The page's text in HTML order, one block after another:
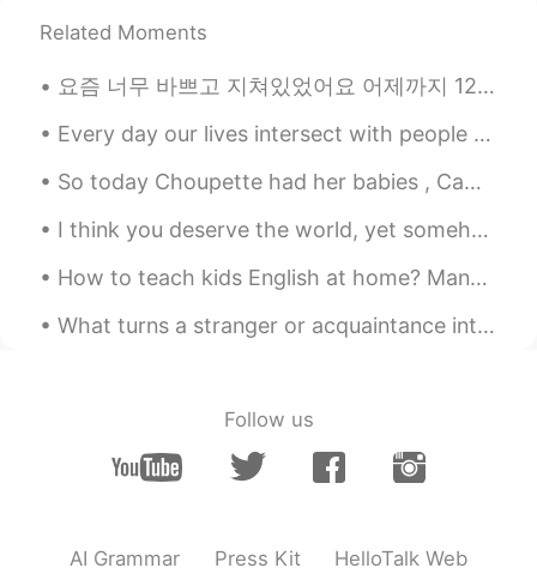
初めてのバーベキューでローストビー
初めてバーベキューでローストビーフ
を焼いたので、うれしかった
yuki 2020.09.29 21:57
JP EN
ビーフサンドは私はお店でしか食べられな
に、昨日のバーベキュー
で焼いたローストビーフでローストビ
ーフサンドを作った
焼いたローストビーフでローストビー
フサンドを作った
Related Moments
요즘 너무 바쁘고 지쳐있었어요 어제까지 12시간 근무 3일째라서 집에 들어오자마자 침대에 뻗어서 누웠어요 근데 어제 안 좋은 일 또 있었어요 아빠가 높은데서 떨어져서 몸 다...
Every day our lives intersect with people we may never see again. We will never truly know how th...
So today Choupette had her babies , Came back home to those wonderful kitties 😺🥰🥰 can't wait to s...
I think you deserve the world, yet somehow I don’t think you always see that. But I want you to k...
How to teach kids English at home? Many parents would like to teach their children English at hom...
What turns a stranger or acquaintance into a friend? Do you know right away if you are going to l...
Follow us
AI Grammar Press Kit HelloTalk Web